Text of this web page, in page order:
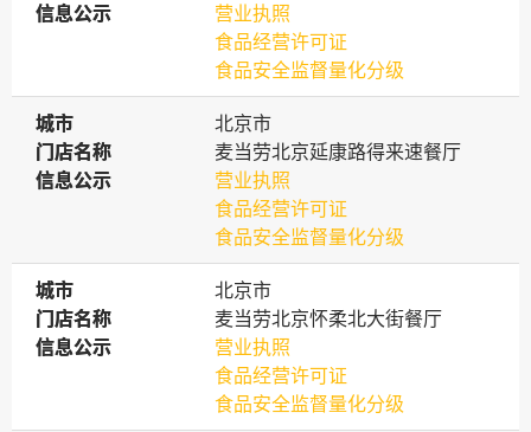
信息公示
信息公示
营业执照
食品经营许可证
食品安全监督量化分级
城市
城市
北京市
门店名称
门店名称
麦当劳北京延康路得来速餐厅
信息公示
信息公示
营业执照
食品经营许可证
食品安全监督量化分级
城市
城市
北京市
门店名称
门店名称
麦当劳北京怀柔北大街餐厅
信息公示
信息公示
营业执照
食品经营许可证
食品安全监督量化分级